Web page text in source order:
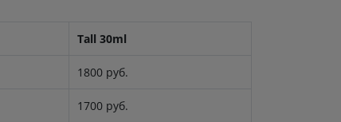
Tall 30ml
1800 руб.
1700 руб.